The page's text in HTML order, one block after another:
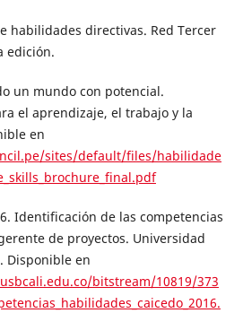
habilidades directivas. Red Tercer
edición.
un mundo con potencial.
el aprendizaje, el trabajo y la
en
sites/default/files/habilidade
Identificación de las competencias
de proyectos. Universidad
Disponible en
bitstream/10819/373